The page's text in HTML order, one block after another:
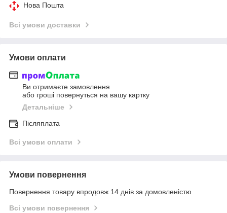
Нова Пошта
Всі умови доставки
Умови оплати
Ви отримаєте замовлення
або гроші повернуться на вашу картку
Детальніше
Післяплата
Всі умови оплати
Умови повернення
Повернення товару впродовж 14 днів за домовленістю
Всі умови повернення